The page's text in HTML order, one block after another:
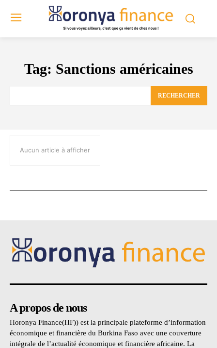
Tag: Sanctions américaines
RECHERCHER
Aucun article à afficher
A propos de nous
Horonya Finance(HF)) est la principale plateforme d’information
économique et financière du Burkina Faso avec une couverture
intégrale de l’actualité économique et financière africaine. La